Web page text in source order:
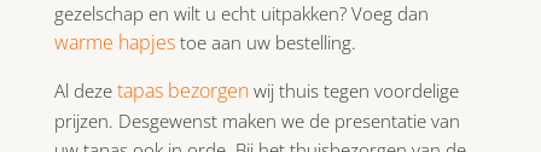
gezelschap en wilt u echt uitpakken? Voeg dan
warme hapjes toe aan uw bestelling.
Al deze tapas bezorgen wij thuis tegen voordelige
prijzen. Desgewenst maken we de presentatie van